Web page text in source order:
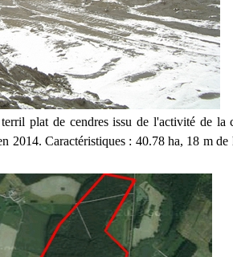
plat de cendres issu de l'activité de la
2014. Caractéristiques : 40.78 ha, 18 m de